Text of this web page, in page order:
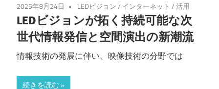
2025年8月24日 LEDビジョン/ インターネット /活用
LEDビジョンが拓く持続可能な次
世代情報発信と空間演出の新潮流
情報技術の発展に伴い、映像技術の分野では
続きを読む